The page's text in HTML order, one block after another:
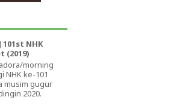
NHK
(2019)
morning
NHK ke-101
musim gugur
2020.